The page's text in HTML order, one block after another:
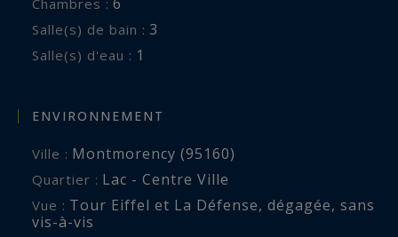
d’Enghien séduira une famille à la recherche
d'une propriété de luxe.
Possibilité 7 chambres. Autorisation de créer une
Salle(s) de bain : 3
Salle(s) d'eau : 1
ENVIRONNEMENT
Ville : Montmorency (95160)
Quartier : Lac - Centre Ville
Vue : Tour Eiffel et La Défense, dégagée, sans
vis-à-vis